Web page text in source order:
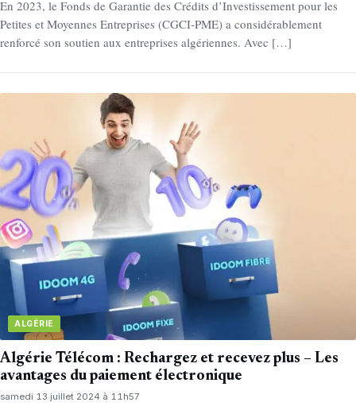
En 2023, le Fonds de Garantie des Crédits d’Investissement pour les
Petites et Moyennes Entreprises (CGCI-PME) a considérablement
renforcé son soutien aux entreprises algériennes. Avec […]
ALGÉRIE
Algérie Télécom : Rechargez et recevez plus – Les
avantages du paiement électronique
samedi 13 juillet 2024 à 11h57